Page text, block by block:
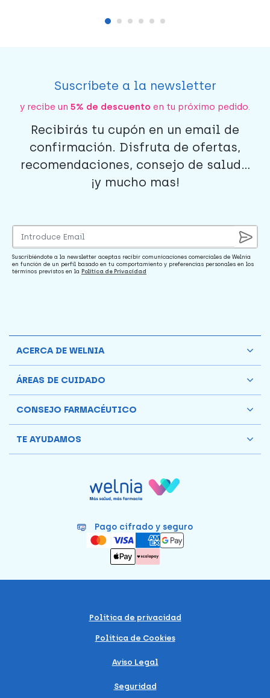
Suscríbete a la newsletter
y recibe un 5% de descuento en tu próximo pedido.
Recibirás tu cupón en un email de
confirmación. Disfruta de ofertas,
recomendaciones, consejo de salud...
¡y mucho mas!
Suscribiéndote a la newsletter aceptas recibir comunicaciones comerciales de Welnia
en función de un perfil basado en tu comportamiento y preferencias personales en los
términos previstos en la Política de Privacidad
Pago cifrado y seguro
ACERCA DE WELNIA
ÁREAS DE CUIDADO
CONSEJO FARMACÉUTICO
TE AYUDAMOS
Política de privacidad
Política de Cookies
Aviso Legal
Seguridad